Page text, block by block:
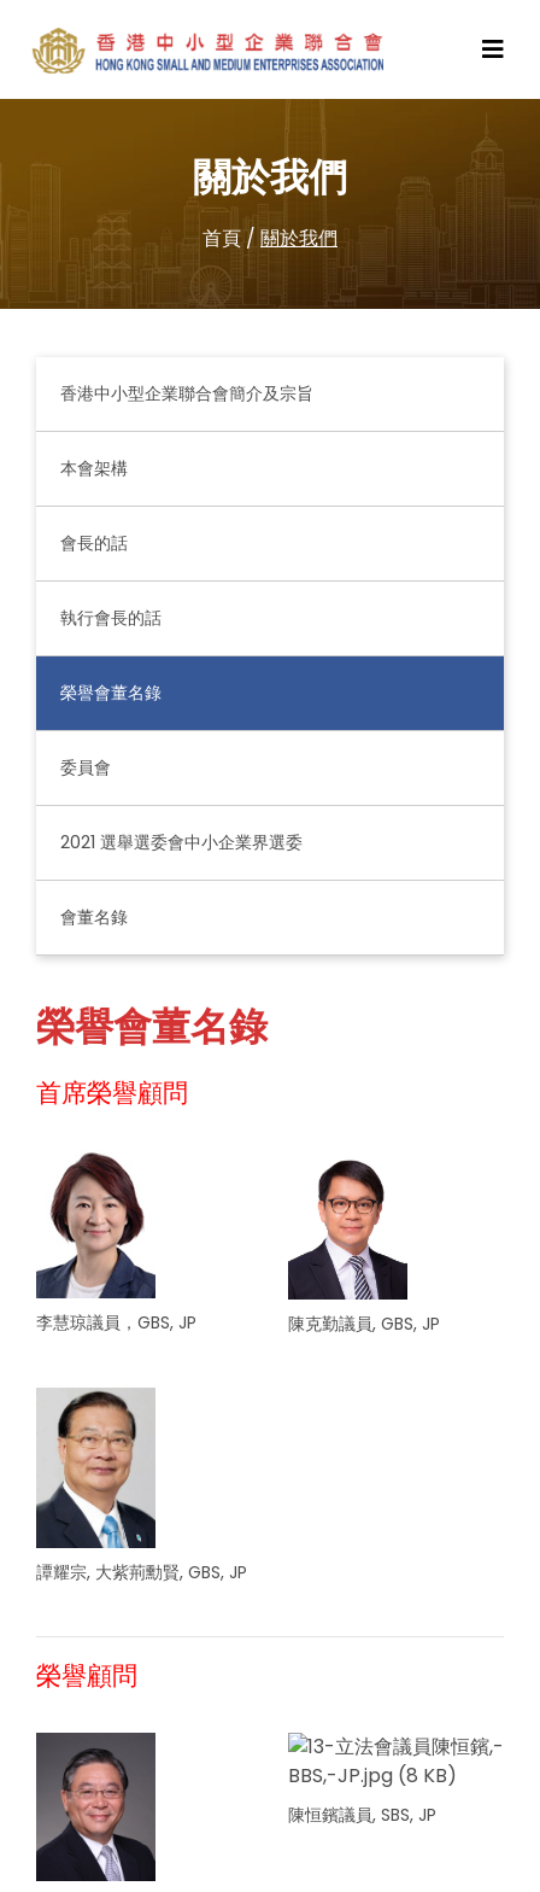
關於我們
首頁/ 關於我們
香港中小型企業聯合會簡介及宗旨
本會架構
會長的話
執行會長的話
榮譽會董名錄
委員會
2021 選舉選委會中小企業界選委
會董名錄
榮譽會董名錄
首席榮譽顧問
李慧琼議員，GBS, JP 陳克勤議員, GBS, JP
譚耀宗, 大紫荊勳賢, GBS, JP
榮譽顧問
陳恒鑌議員, SBS, JP